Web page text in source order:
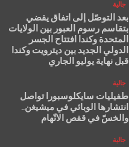
جالية
بعد التوصّل إلى اتفاق يقضي
بتقاسم رسوم العبور بين الولايات
المتحدة وكندا افتتاح الجسر
الدولي الجديد بين ديترويت وكندا
قبل نهاية يوليو الجاري
جالية
طفيليات سايكلوسبورا تواصل
انتشارها الوبائي في ميشيغن..
والخسّ في قفص الاتّهام
جالية